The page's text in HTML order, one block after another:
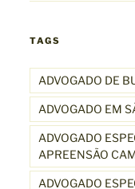
TAGS
ADVOGADO DE
ADVOGADO EM
ADVOGADO
APREENSÃO
ADVOGADO